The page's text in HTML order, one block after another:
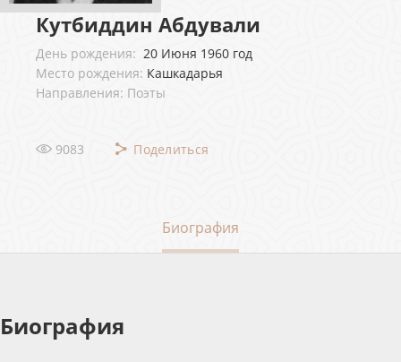
Кутбиддин Абдували
День рождения: 20 Июня 1960 год
Место рождения: Кашкадарья
Направления: Поэты
9083 Поделиться
Биография
Биография